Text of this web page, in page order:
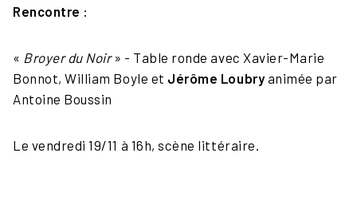
Rencontre :
« Broyer du Noir» - Table ronde avec Xavier-Marie
Bonnot, William Boyle et Jérôme Loubry animée par
Antoine Boussin
Le vendredi 19/11 à 16h, scène littéraire.